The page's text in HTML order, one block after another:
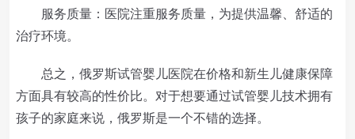
服务质量：医院注重服务质量，为提供温馨、舒适的
治疗环境。
总之，俄罗斯试管婴儿医院在价格和新生儿健康保障
方面具有较高的性价比。对于想要通过试管婴儿技术拥有
孩子的家庭来说，俄罗斯是一个不错的选择。